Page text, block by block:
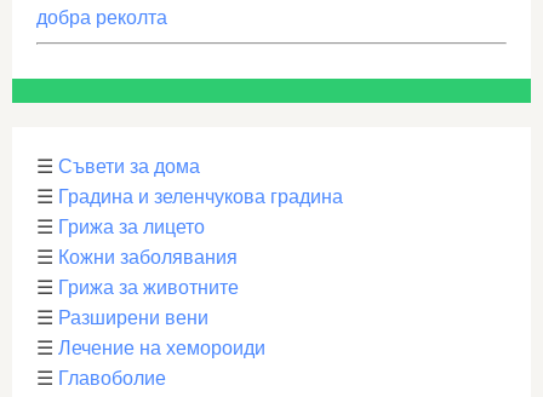
добра реколта
☰ Съвети за дома
☰ Градина и зеленчукова градина
☰ Грижа за лицето
☰ Кожни заболявания
☰ Грижа за животните
☰ Разширени вени
☰ Лечение на хемороиди
☰ Главоболие